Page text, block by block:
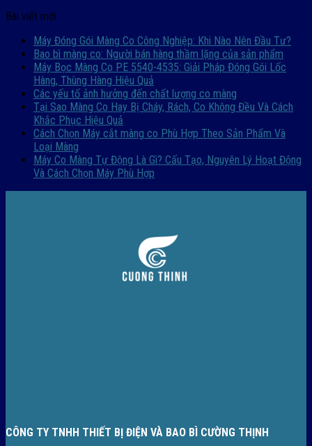
Bài viết mới
Máy Đóng Gói Màng Co Công Nghiệp: Khi Nào Nên Đầu Tư?
Bao bì màng co: Người bán hàng thầm lặng của sản phẩm
Máy Bọc Màng Co PE 5540-4535: Giải Pháp Đóng Gói Lốc
Hàng, Thùng Hàng Hiệu Quả
Các yếu tố ảnh hưởng đến chất lượng co màng
Tại Sao Màng Co Hay Bị Cháy, Rách, Co Không Đều Và Cách
Khắc Phục Hiệu Quả
Cách Chọn Máy cắt màng co Phù Hợp Theo Sản Phẩm Và
Loại Màng
Máy Co Màng Tự Động Là Gì? Cấu Tạo, Nguyên Lý Hoạt Động
Và Cách Chọn Máy Phù Hợp
CÔNG TY TNHH THIẾT BỊ ĐIỆN VÀ BAO BÌ CƯỜNG THỊNH